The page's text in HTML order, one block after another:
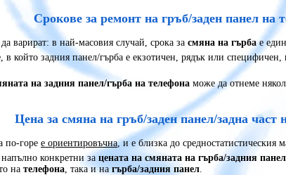
Срокове за ремонт на гръб/заден панел на
варират: в най-масовия случай, срока за смяна на гърбае
в който задния панел/гърба е екзотичен, рядък или
на задния панел/гърба на телефона може да отнеме
Цена за смяна на гръб/заден панел/задна част
по-горе е ориентировъчна, и е близка до средностатистическия
конкретни за цената на смяната на гърба/задния
на телефона, така и нагърба/задния панел.